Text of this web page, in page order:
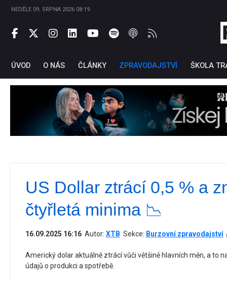
NEDĚLE 09. SRPNA 2026 08:19
ÚVOD O NÁS ČLÁNKY ZPRAVODAJSTVÍ ŠKOLA
US Dollar ztrácí 0,5 % a
čtyřletá minima 📉
16.09.2025 16:16 Autor: XTB Sekce: Burzovní zpravodajství
Americký dolar aktuálně ztrácí vůči většině hlavních měn, a to
údajů o produkci a spotřebě.